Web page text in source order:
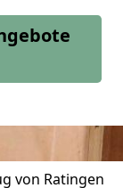
von Ratingen